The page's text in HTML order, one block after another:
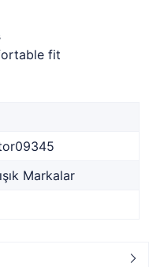
fit
Markalar